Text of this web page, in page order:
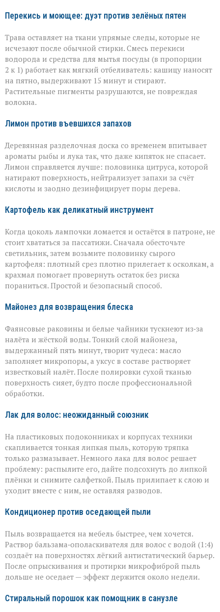
Перекись и моющее: дуэт против зелёных пятен
Трава оставляет на ткани упрямые следы, которые не
исчезают после обычной стирки. Смесь перекиси
водорода и средства для мытья посуды (в пропорции
2 к 1) работает как мягкий отбеливатель: кашицу наносят
на пятно, выдерживают 15 минут и стирают.
Растительные пигменты разрушаются, не повреждая
волокна.
Лимон против въевшихся запахов
Деревянная разделочная доска со временем впитывает
ароматы рыбы и лука так, что даже кипяток не спасает.
Лимон справляется лучше: половинка цитруса, которой
натирают поверхность, нейтрализует запахи за счёт
кислоты и заодно дезинфицирует поры дерева.
Картофель как деликатный инструмент
Когда цоколь лампочки ломается и остаётся в патроне, не
стоит хвататься за пассатижи. Сначала обесточьте
светильник, затем возьмите половинку сырого
картофеля: плотный срез плотно прилегает к осколкам, а
крахмал помогает провернуть остаток без риска
пораниться. Простой и безопасный способ.
Майонез для возвращения блеска
Фаянсовые раковины и белые чайники тускнеют из‑за
налёта и жёсткой воды. Тонкий слой майонеза,
выдержанный пять минут, творит чудеса: масло
заполняет микропоры, а уксус в составе растворяет
известковый налёт. После полировки сухой тканью
поверхность сияет, будто после профессиональной
обработки.
Лак для волос: неожиданный союзник
На пластиковых подоконниках и корпусах техники
скапливается тонкая липкая пыль, которую тряпка
только размазывает. Немного лака для волос решает
проблему: распылите его, дайте подсохнуть до липкой
плёнки и снимите салфеткой. Пыль прилипает к слою и
уходит вместе с ним, не оставляя разводов.
Кондиционер против оседающей пыли
Пыль возвращается на мебель быстрее, чем хочется.
Раствор бальзама‑ополаскивателя для волос с водой (1:4)
создаёт на поверхностях лёгкий антистатический барьер.
После опрыскивания и протирки микрофиброй пыль
дольше не оседает — эффект держится около недели.
Стиральный порошок как помощник в санузле